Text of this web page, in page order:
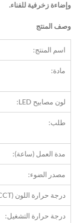
وإضاءة زخرفية للفناء.
وصف المنتج
اسم المنتج:
مادة:
لون مصابيح LED:
طلب:
مدة العمل (ساعة):
مصدر الضوء:
درجة حرارة اللون (CCT):
درجة حرارة التشغيل: